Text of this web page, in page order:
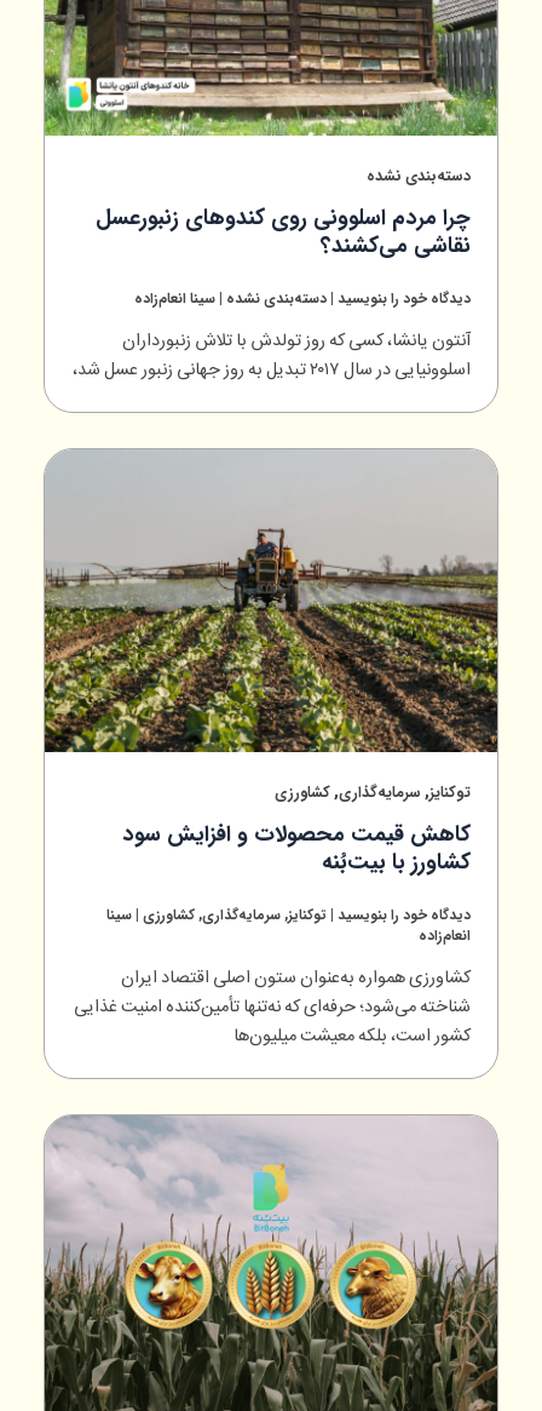
دسته‌بندی نشده
چرا مردم اسلوونی روی کندوهای زنبورعسل
نقاشی می‌کشند؟
دیدگاه‌ خود را بنویسید | دسته‌بندی نشده | سینا انعام‌زاده
آنتون یانشا، کسی که روز تولدش با تلاش زنبورداران
اسلوونیایی در سال ۲۰۱۷ تبدیل به روز جهانی زنبور عسل شد،
توکنایز, سرمایه‌گذاری,کشاورزی
کاهش قیمت محصولات و افزایش سود
کشاورز با بیت‌بُنه
دیدگاه‌ خود را بنویسید | توکنایز,سرمایه‌گذاری,کشاورزی| سینا
انعام‌زاده
کشاورزی همواره به‌عنوان ستون اصلی اقتصاد ایران
شناخته می‌شود؛ حرفه‌ای که نه‌تنها تأمین‌کننده امنیت غذایی
کشور است، بلکه معیشت میلیون‌ها